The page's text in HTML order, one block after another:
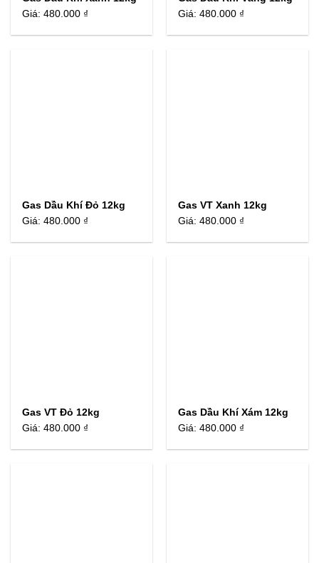
Giá:480.000 ₫
Giá:480.000 ₫
Gas Dầu Khí Đỏ 12kg
Giá:480.000 ₫
Gas VT Xanh 12kg
Giá:480.000 ₫
Gas VT Đỏ 12kg
Giá:480.000 ₫
Gas Dầu Khí Xám 12kg
Giá:480.000 ₫